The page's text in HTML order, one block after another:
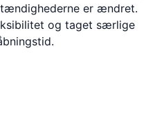
er ændret.
og taget særlige